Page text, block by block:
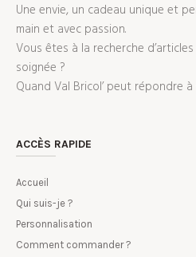
Une envie, un cadeau unique et
main et avec passion.
Vous êtes à la recherche
soignée ?
Quand Val Bricol’ peut répondre
ACCÈS RAPIDE
Accueil
Qui suis-je ?
Personnalisation
Comment commander ?